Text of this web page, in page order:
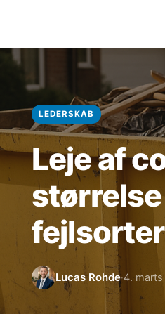
LEDERSKAB
Leje af
Lucas Rohde·4.